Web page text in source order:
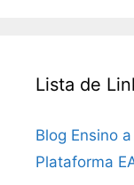
Lista de
Blog Ensino
Plataforma